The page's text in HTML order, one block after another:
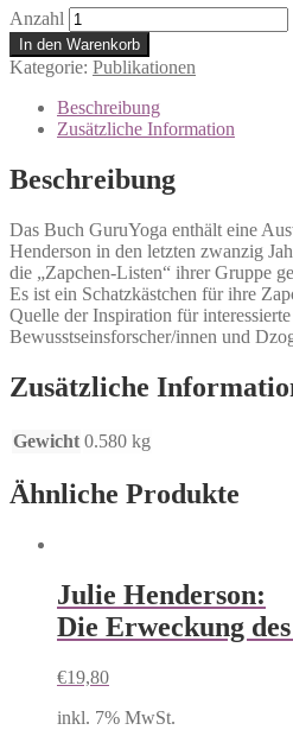
Anzahl
In den Warenkorb
Kategorie: Publikationen
Beschreibung
Zusätzliche Information
Beschreibung
Das Buch GuruYoga enthält eine
Henderson in den letzten zwanzig
die „Zapchen-Listen“ ihrer Gruppe
Es ist ein Schatzkästchen für ihre
Quelle der Inspiration für
Bewusstseinsforscher/innen und
Zusätzliche
Gewicht 0.580 kg
Ähnliche Produkte
Julie Henderson:
Die Erweckung
€19,80
inkl. 7% MwSt.